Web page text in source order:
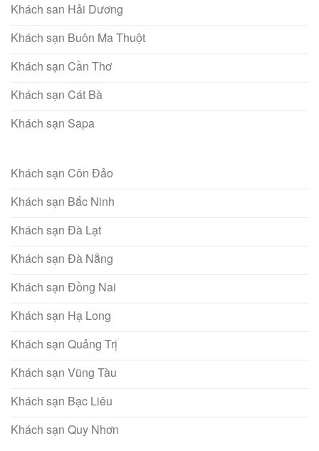
Khách san Hải Dương
Khách sạn Buôn Ma Thuột
Khách sạn Cần Thơ
Khách sạn Cát Bà
Khách sạn Sapa
Khách sạn Côn Đảo
Khách sạn Bắc Ninh
Khách sạn Đà Lạt
Khách sạn Đà Nẵng
Khách sạn Đồng Nai
Khách sạn Hạ Long
Khách sạn Quảng Trị
Khách sạn Vũng Tàu
Khách sạn Bạc Liêu
Khách sạn Quy Nhơn